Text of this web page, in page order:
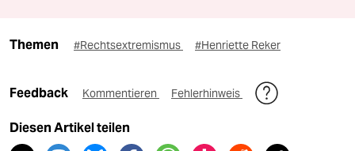
Themen #Rechtsextremismus #Henriette Reker
Feedback Kommentieren Fehlerhinweis
Diesen Artikel teilen